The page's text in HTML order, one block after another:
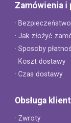
Zamówienia i
·
· Jak złożyć
· Sposoby
· Koszt dostawy
· Czas dostawy
Obsługa
· Zwroty